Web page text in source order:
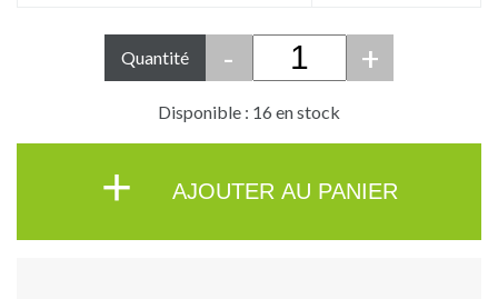
Quantité - +
Disponible : 16 en stock
+ AJOUTER AU PANIER